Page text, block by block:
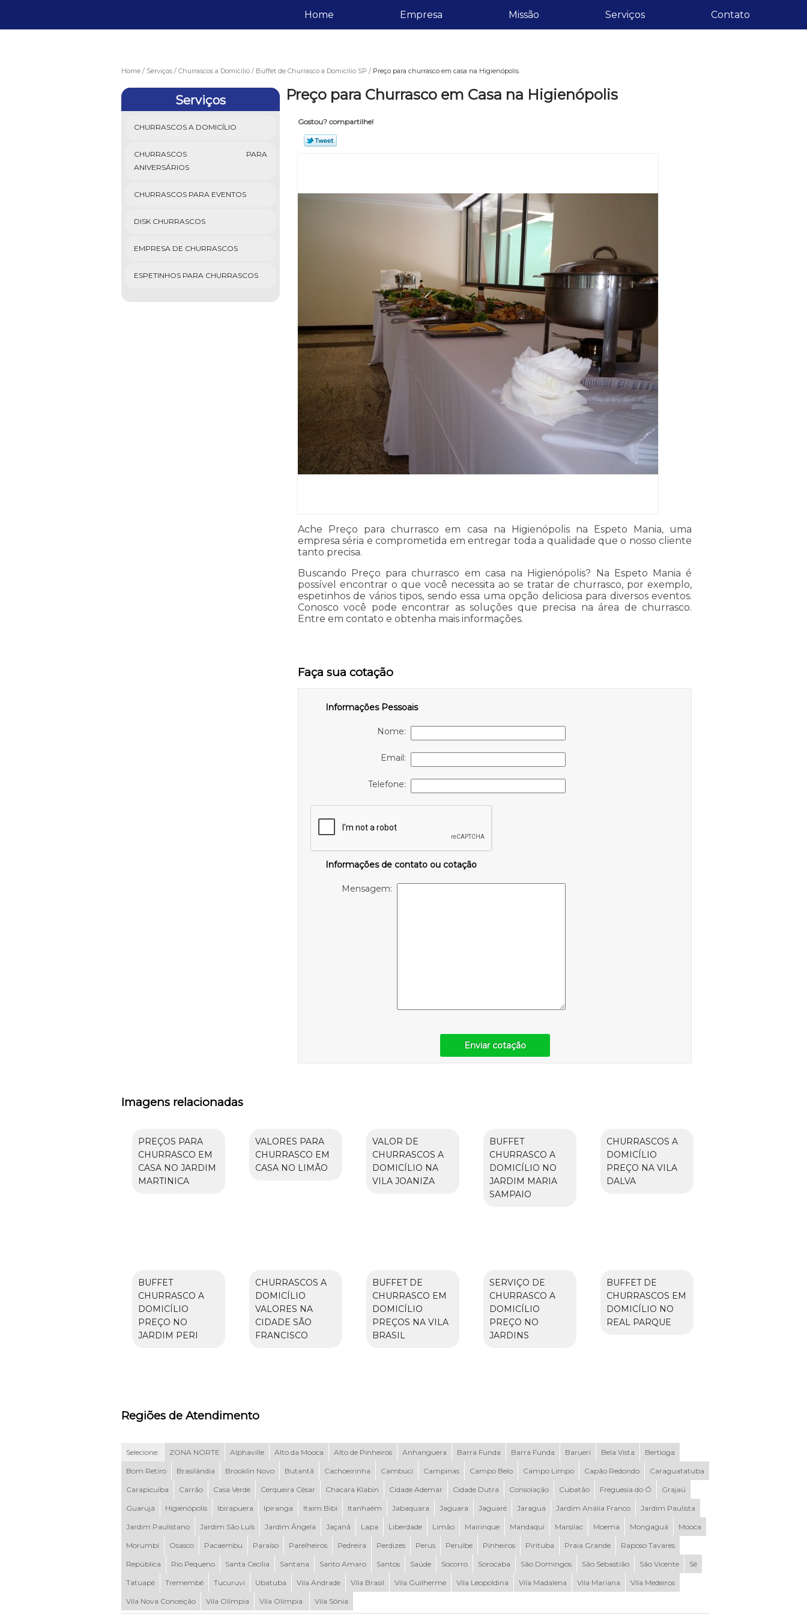
Home Empresa Missão Serviços Contato
Home Serviços Churrascos a Domicílio Buffet de Churrasco a Domicílio SP Preço para churrasco em casa na Higienópolis
Serviços
CHURRASCOS A DOMICÍLIO
CHURRASCOS PARA
ANIVERSÁRIOS
CHURRASCOS PARA EVENTOS
DISK CHURRASCOS
EMPRESA DE CHURRASCOS
ESPETINHOS PARA CHURRASCOS
Preço para Churrasco em Casa na Higienópolis
Gostou? compartilhe!
Ache Preço para churrasco em casa na Higienópolis na Espeto Mania, uma
empresa séria e comprometida em entregar toda a qualidade que o nosso cliente
tanto precisa.
Buscando Preço para churrasco em casa na Higienópolis? Na Espeto Mania é
possível encontrar o que você necessita ao se tratar de churrasco, por exemplo,
espetinhos de vários tipos, sendo essa uma opção deliciosa para diversos eventos.
Conosco você pode encontrar as soluções que precisa na área de churrasco.
Entre em contato e obtenha mais informações.
Faça sua cotação
Informações Pessoais
Nome:
Email:
Telefone:
Informações de contato ou cotação
Mensagem:
Enviar cotação
Imagens relacionadas
PREÇOS PARA
CHURRASCO EM
CASA NO JARDIM
MARTINICA
VALORES PARA
CHURRASCO EM
CASA NO LIMÃO
VALOR DE
CHURRASCOS A
DOMICÍLIO NA
VILA JOANIZA
BUFFET
CHURRASCO A
DOMICÍLIO NO
JARDIM MARIA
SAMPAIO
CHURRASCOS A
DOMICÍLIO
PREÇO NA VILA
DALVA
BUFFET
CHURRASCO A
DOMICÍLIO
PREÇO NO
JARDIM PERI
CHURRASCOS A
DOMICÍLIO
VALORES NA
CIDADE SÃO
FRANCISCO
BUFFET DE
CHURRASCO EM
DOMICÍLIO
PREÇOS NA VILA
BRASIL
SERVIÇO DE
CHURRASCO A
DOMICÍLIO
PREÇO NO
JARDINS
BUFFET DE
CHURRASCOS EM
DOMICÍLIO NO
REAL PARQUE
Regiões de Atendimento
Selecione: ZONA NORTE Alphaville Alto da Mooca Alto de Pinheiros Anhanguera Barra Funda Barra Funda Barueri Bela Vista Bertioga
Bom Retiro Brasilândia Brooklin Novo Butantã Cachoeirinha Cambuci Campinas Campo Belo Campo Limpo Capão Redondo Caraguatatuba
Carapicuíba Carrão Casa Verde Cerqueira César Chacara Klabin Cidade Ademar Cidade Dutra Consolação Cubatão Freguesia do Ó Grajaú
Guarujá Higienópolis Ibirapuera Ipiranga Itaim Bibi Itanhaém Jabaquara Jaguara Jaguaré Jaraguá Jardim Anália Franco Jardim Paulista
Jardim Paulistano Jardim São Luís Jardim Ângela Jaçanã Lapa Liberdade Limão Mairinque Mandaqui Marsilac Moema Mongaguá Mooca
Morumbi Osasco Pacaembu Paraíso Parelheiros Pedreira Perdizes Perus Peruíbe Pinheiros Pirituba Praia Grande Raposo Tavares
República Rio Pequeno Santa Cecília Santana Santo Amaro Santos Saúde Socorro Sorocaba São Domingos São Sebastião São Vicente Sé
Tatuapé Tremembé Tucuruvi Ubatuba Vila Andrade Vila Brasil Vila Guilherme Vila Leopoldina Vila Madalena Vila Mariana Vila Medeiros
Vila Nova Conceição Vila Olímpia Vila Olímpia Vila Sônia